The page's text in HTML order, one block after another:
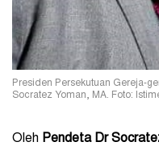
Presiden Persekutuan Gereja-
Socratez Yoman, MA. Foto:
Oleh Pendeta Dr